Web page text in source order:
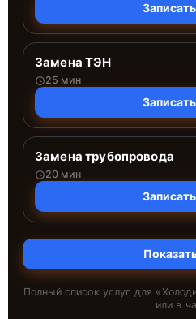
Замена ТЭН
25 мин
Замена трубопровода
20 мин
Полный список услуг для «
или в